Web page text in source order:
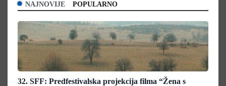
NAJNOVIJE POPULARNO
32. SFF: Predfestivalska projekcija filma “Žena s